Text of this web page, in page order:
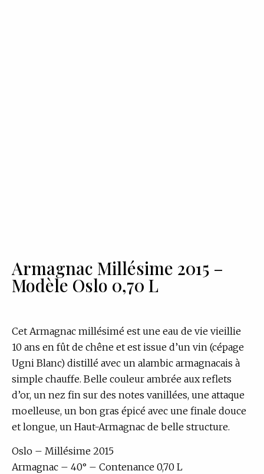
Armagnac Millésime 2015 –
Modèle Oslo 0,70 L
Cet Armagnac millésimé est une eau de vie vieillie
10 ans en fût de chêne et est issue d’un vin (cépage
Ugni Blanc) distillé avec un alambic armagnacais à
simple chauffe. Belle couleur ambrée aux reflets
d’or, un nez fin sur des notes vanillées, une attaque
moelleuse, un bon gras épicé avec une finale douce
et longue, un Haut-Armagnac de belle structure.
Oslo – Millésime 2015
Armagnac – 40° – Contenance 0,70 L